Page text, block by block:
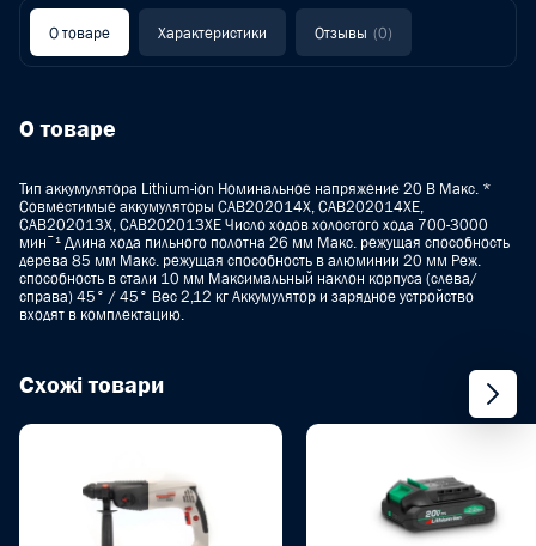
О товаре Характеристики Отзывы (0)
О товаре
Тип аккумулятора Lithium-ion Номинальное напряжение 20 В Макс. *
Совместимые аккумуляторы CAB202014X, CAB202014XE,
CAB202013X, CAB202013XE Число ходов холостого хода 700-3000
минˉ¹ Длина хода пильного полотна 26 мм Макс. режущая способность
дерева 85 мм Макс. режущая способность в алюминии 20 мм Реж.
способность в стали 10 мм Максимальный наклон корпуса (слева/
справа) 45° / 45° Вес 2,12 кг Аккумулятор и зарядное устройство
входят в комплектацию.
Схожі товари